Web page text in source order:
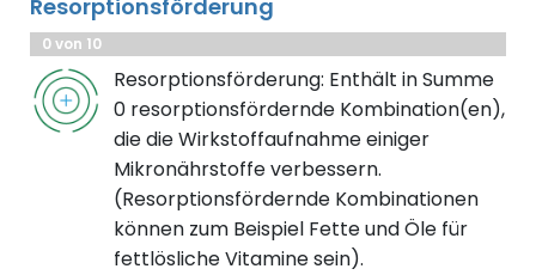
Resorptionsförderung
0 von 10
Resorptionsförderung: Enthält in Summe
0 resorptionsfördernde Kombination(en),
die die Wirkstoffaufnahme einiger
Mikronährstoffe verbessern.
(Resorptionsfördernde Kombinationen
können zum Beispiel Fette und Öle für
fettlösliche Vitamine sein).